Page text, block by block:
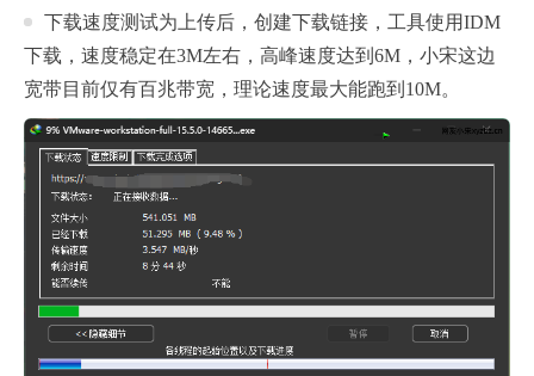
下载速度测试为上传后，创建下载链接，工具使用IDM
下载，速度稳定在3M左右，高峰速度达到6M，小宋这边
宽带目前仅有百兆带宽，理论速度最大能跑到10M。